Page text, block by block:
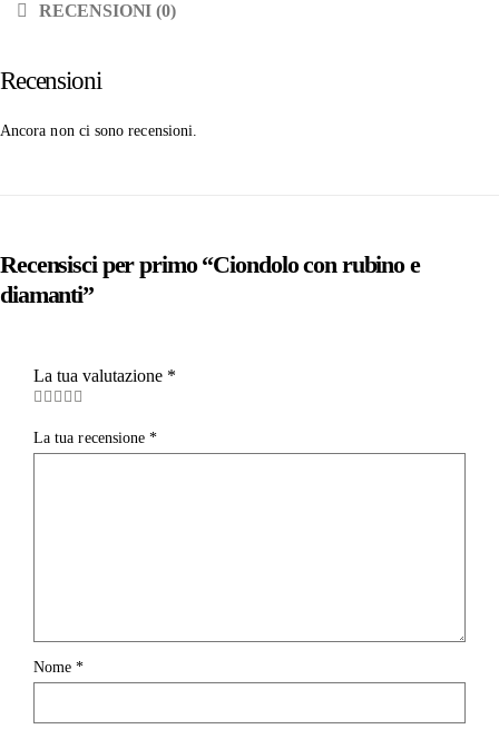
RECENSIONI (0)
Recensioni
Ancora non ci sono recensioni.
Recensisci per primo “Ciondolo con rubino e
diamanti”
La tua valutazione *
La tua recensione*
Nome*